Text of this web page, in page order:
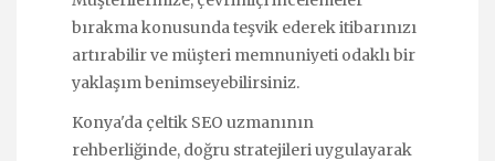
bırakma konusunda teşvik ederek itibarınızı
artırabilir ve müşteri memnuniyeti odaklı bir
yaklaşım benimseyebilirsiniz.
Konya'da çeltik SEO uzmanının
rehberliğinde, doğru stratejileri uygulayarak